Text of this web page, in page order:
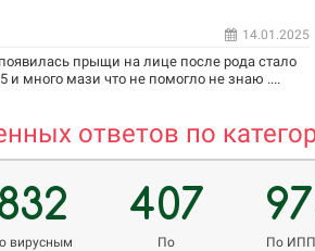
14.01.2025
прыщи на лице после рода стало
и много мази что не помогло не знаю ....
ответов по
вирусным
407
По
По